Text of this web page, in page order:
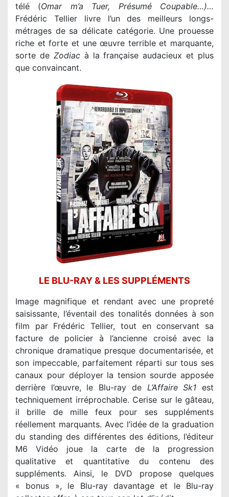
télé (Omar m’a Tuer, Présumé Coupable…)…
Frédéric Tellier livre l’un des meilleurs longs-
métrages de sa délicate catégorie. Une prouesse
riche et forte et une œuvre terrible et marquante,
sorte de Zodiacà la française audacieux et plus
que convaincant.
LE BLU-RAY & LES SUPPLÉMENTS
Image magnifique et rendant avec une propreté
saisissante, l’éventail des tonalités données à son
film par Frédéric Tellier, tout en conservant sa
facture de policier à l’ancienne croisé avec la
chronique dramatique presque documentarisée, et
son impeccable, parfaitement réparti sur tous ses
canaux pour déployer la tension sourde apposée
derrière l’œuvre, le Blu-ray de L’Affaire Sk1 est
techniquement irréprochable. Cerise sur le gâteau,
il brille de mille feux pour ses suppléments
réellement marquants. Avec l’idée de la graduation
du standing des différentes des éditions, l’éditeur
M6 Vidéo joue la carte de la progression
qualitative et quantitative du contenu des
suppléments. Ainsi, le DVD propose quelques
« bonus », le Blu-ray davantage et le Blu-ray